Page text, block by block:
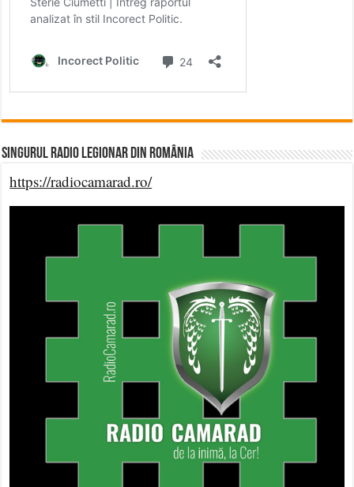
Singurul Radio Legionar din România
https://radiocamarad.ro/